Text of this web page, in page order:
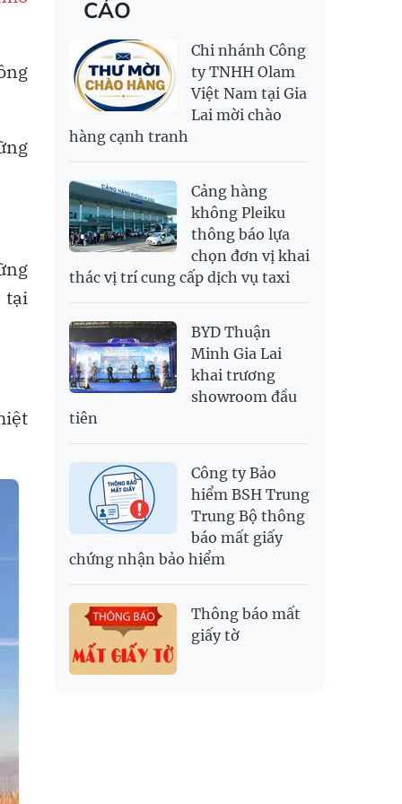
tại
MYR
NOK
RUB
300.88
333.06
SAR
6,949.25
7,248.34
2,700.94
2,815.47
SGD
USD
26,020 26,050 26,430
RỒNG THĂNG
PNJ 138,500,000142,000,000
CÁO
Chi nhánh Công
ty TNHH Olam
Việt Nam tại Gia
Lai mời chào
hàng cạnh tranh
Cảng hàng
không Pleiku
thông báo lựa
chọn đơn vị khai
thác vị trí cung cấp dịch vụ taxi
BYD Thuận
Minh Gia Lai
khai trương
showroom đầu
tiên
Công ty Bảo
hiểm BSH Trung
Trung Bộ thông
báo mất giấy
chứng nhận bảo hiểm
Thông báo mất
giấy tờ